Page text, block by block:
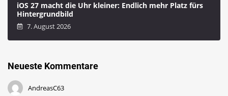
iOS 27 macht die Uhr kleiner: Endlich mehr Platz fürs
Hintergrundbild
7. August 2026
Neueste Kommentare
AndreasC63